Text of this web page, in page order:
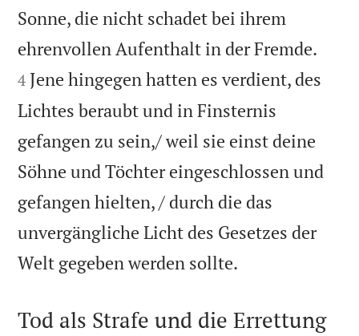
Sonne, die nicht schadet bei ihrem
ehrenvollen Aufenthalt in der Fremde.
4 Jene hingegen hatten es verdient, des
Lichtes beraubt und in Finsternis
gefangen zu sein,/ weil sie einst deine
Söhne und Töchter eingeschlossen und
gefangen hielten, / durch die das
unvergängliche Licht des Gesetzes der
Welt gegeben werden sollte.
Tod als Strafe und die Errettung